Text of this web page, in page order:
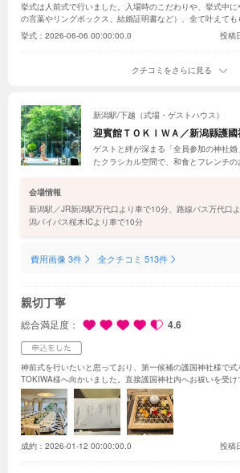
挙式は人前式で行いました。 入場時のこだわりや、挙式中
の言葉やリングボックス、結婚証明書など）、全て叶えても
わせは回数が少なかったですが、その分負担が少なかったで
はLINEでも返答をくれました。
披露宴ではとにかく楽しく
たちも、ゲストも楽しめる演出を盛り込みました。こんな
漠然とした希望を出すと、こんなのはどうですか？という提
挙式： 2026-06-06 00:00:00.0 投稿
クチコミをさらに見る
新潟駅/下越（式場・ゲストハウス）
迎賓館ＴＯＫＩＷＡ／新潟縣護
ゲストと絆が深まる「全員参加の神社
たクラシカル空間で、和食とフレンチ
会場情報
新潟駅／JR新潟駅万代口より車で10分、路線バス万代口
潟バイパス桜木ICより車で10分
費用画像 3件 全クチコミ 513件
親切丁寧
総合満足度 4.6
神前式を行いたいと思っており、第一候補の護国神社様で
TOKIWA様へ向かいました。 直接護国神社内へお祓いを受
な空気感や護国神社の特徴を神主様からご説明いただけまし
うような式で、費用も抑えながらというこちらの要望を聞い
ナーの方から親切にご説明いただきました。
日は副料理長自らいらっしゃって、一つ一つの料理をご説明
設備の充実さ、また神殿内に冷暖房完備のため、ご年配に
いる方にお勧めです。
成約： 2026-01-12 00:00:00.0 投稿